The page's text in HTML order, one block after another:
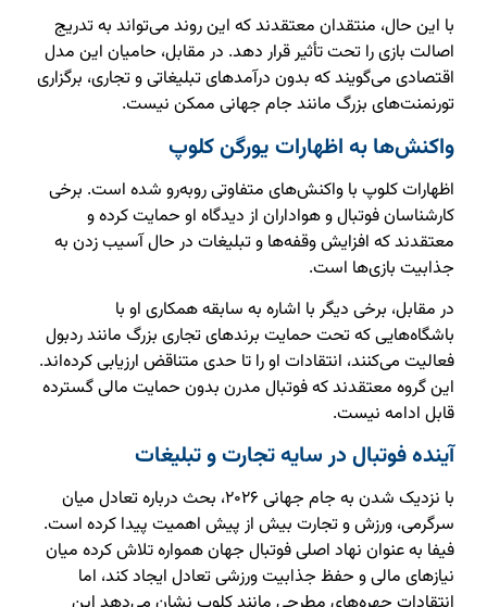
با این حال، منتقدان معتقدند که این روند می‌تواند به تدریج
اصالت بازی را تحت تأثیر قرار دهد. در مقابل، حامیان این مدل
اقتصادی می‌گویند که بدون درآمدهای تبلیغاتی و تجاری، برگزاری
تورنمنت‌های بزرگ مانند جام جهانی ممکن نیست.
واکنش‌ها به اظهارات یورگن کلوپ
اظهارات کلوپ با واکنش‌های متفاوتی روبه‌رو شده است. برخی
کارشناسان فوتبال و هواداران از دیدگاه او حمایت کرده و
معتقدند که افزایش وقفه‌ها و تبلیغات در حال آسیب زدن به
جذابیت بازی‌ها است.
در مقابل، برخی دیگر با اشاره به سابقه همکاری او با
باشگاه‌هایی که تحت حمایت برندهای تجاری بزرگ مانند ردبول
فعالیت می‌کنند، انتقادات او را تا حدی متناقض ارزیابی کرده‌اند.
این گروه معتقدند که فوتبال مدرن بدون حمایت مالی گسترده
قابل ادامه نیست.
آینده فوتبال در سایه تجارت و تبلیغات
با نزدیک شدن به جام جهانی ۲۰۲۶، بحث درباره تعادل میان
سرگرمی، ورزش و تجارت بیش از پیش اهمیت پیدا کرده است.
فیفا به عنوان نهاد اصلی فوتبال جهان همواره تلاش کرده میان
نیازهای مالی و حفظ جذابیت ورزشی تعادل ایجاد کند، اما